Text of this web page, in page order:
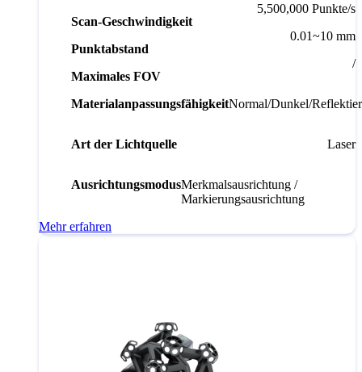
Scan-Geschwindigkeit
5,500,000 Punkte/s
Punktabstand
0.01~10 mm
Maximales FOV
/
MaterialanpassungsfähigkeitNormal/Dunkel/
Art der Lichtquelle Laser
AusrichtungsmodusMerkmalsausrichtung /
Markierungsausrichtung
Mehr erfahren